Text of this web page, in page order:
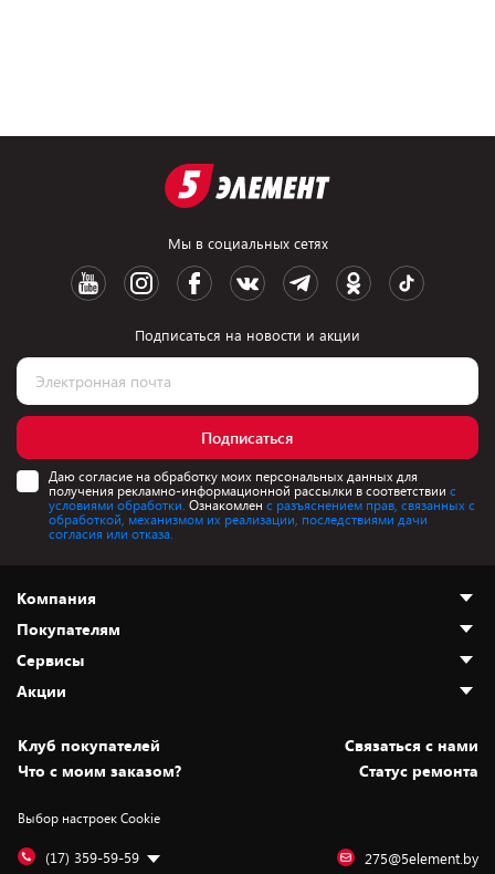
Мы в социальных сетях
Подписаться на новости и акции
Подписаться
Даю согласие на обработку моих персональных данных для
получения рекламно-информационной рассылки в соответствии с
условиями обработки. Ознакомлен с разъяснением прав, связанных с
обработкой, механизмом их реализации, последствиями дачи
согласия или отказа.
Компания
О нас
Адреса магазинов
Новости
Статьи и обзоры
Вакансии
Дай пять добру!
Покупателям
Как сделать заказ
Оплата и доставка
Безналичный расчёт
Обмен и возврат товара
Обработка персональных данных
Подарочные карты
Сервисы
Установка техники
Для игровых консолей
Для мобильных устройств
Для компьютеров
Акции
Скидки и промокоды
Белорусские товары
Бонусы
Оплата частями
Клуб покупателей
Cвязаться с нами
Что с моим заказом?
Статус ремонта
Выбор настроек Cookie
(17) 359-59-59 275@5element.by